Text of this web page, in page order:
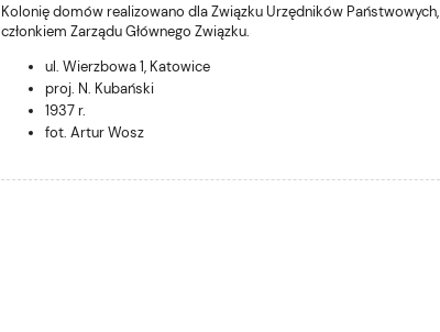
Kolonię domów realizowano dla Związku Urzędników
członkiem Zarządu Głównego Związku.
ul. Wierzbowa 1, Katowice
proj. N. Kubański
1937 r.
fot. Artur Wosz